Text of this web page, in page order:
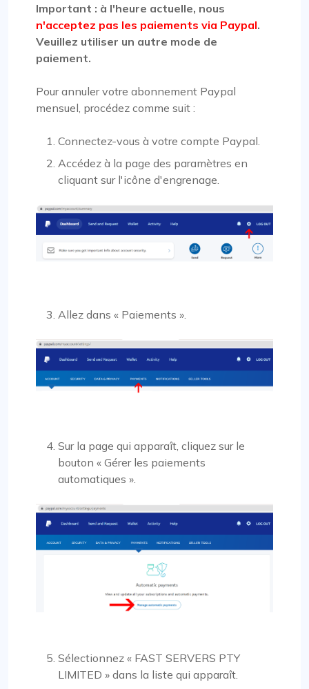
Important : à l'heure actuelle, nous
n'acceptez pas les paiements via Paypal.
Veuillez utiliser un autre mode de
paiement.
Pour annuler votre abonnement Paypal
mensuel, procédez comme suit :
Connectez-vous à votre compte Paypal.
Accédez à la page des paramètres en
cliquant sur l'icône d'engrenage.
Allez dans « Paiements ».
Sur la page qui apparaît, cliquez sur le
bouton « Gérer les paiements
automatiques ».
Sélectionnez « FAST SERVERS PTY
LIMITED » dans la liste qui apparaît.